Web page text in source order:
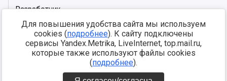
Разработчик
2026
Мы в социальных
сетях:
Для повышения удобства сайта мы используем
cookies (подробнее). К сайту подключены
сервисы Yandex.Metrika, LiveInternet, top.mail.ru,
которые также используют файлы cookies
(подробнее).